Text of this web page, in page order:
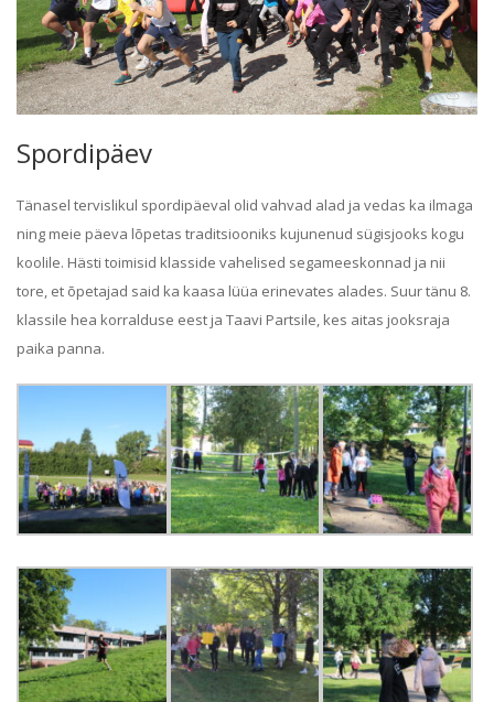
Spordipäev
Tänasel tervislikul spordipäeval olid vahvad alad ja vedas ka ilmaga
ning meie päeva lõpetas traditsiooniks kujunenud sügisjooks kogu
koolile. Hästi toimisid klasside vahelised segameeskonnad ja nii
tore, et õpetajad said ka kaasa lüüa erinevates alades. Suur tänu 8.
klassile hea korralduse eest ja Taavi Partsile, kes aitas jooksraja
paika panna.